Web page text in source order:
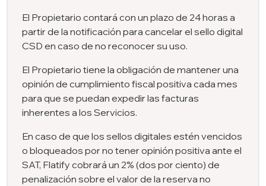
El Propietario contará con un plazo de 24 horas a
partir de la notificación para cancelar el sello digital
CSD en caso de no reconocer su uso.
El Propietario tiene la obligación de mantener una
opinión de cumplimiento fiscal positiva cada mes
para que se puedan expedir las facturas
inherentes a los Servicios.
En caso de que los sellos digitales estén vencidos
o bloqueados por no tener opinión positiva ante el
SAT, Flatify cobrará un 2% (dos por ciento) de
penalización sobre el valor de la reserva no